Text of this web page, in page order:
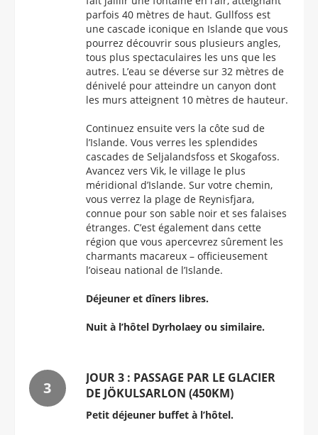
parfois 40 mètres de haut. Gullfoss est
une cascade iconique en Islande que vous
pourrez découvrir sous plusieurs angles,
tous plus spectaculaires les uns que les
autres. L’eau se déverse sur 32 mètres de
dénivelé pour atteindre un canyon dont
les murs atteignent 10 mètres de hauteur.
Continuez ensuite vers la côte sud de
l’Islande. Vous verres les splendides
cascades de Seljalandsfoss et Skogafoss.
Avancez vers Vik, le village le plus
méridional d’Islande. Sur votre chemin,
vous verrez la plage de Reynisfjara,
connue pour son sable noir et ses falaises
étranges. C’est également dans cette
région que vous apercevrez sûrement les
charmants macareux – officieusement
l’oiseau national de l’Islande.
Déjeuner et dîners libres.
Nuit à l’hôtel Dyrholaey ou similaire.
JOUR 3 : PASSAGE PAR LE GLACIER
DE JÖKULSARLON (450KM)
Petit déjeuner buffet à l’hôtel.